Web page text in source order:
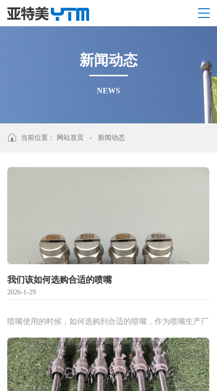
新闻动态
NEWS
当前位置： 网站首页 - 新闻动态
我们该如何选购合适的喷嘴
2026-1-29
喷嘴使用的时候，如何选购到合适的喷嘴，作为喷嘴生产厂